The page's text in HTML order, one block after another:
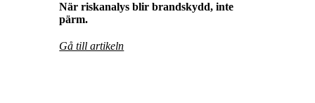
När riskanalys blir brandskydd, inte
pärm.
Gå till artikeln